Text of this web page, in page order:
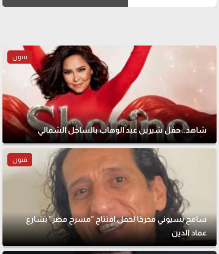
فنون
شاهد.. حفل شيرين عبد الوهاب بالساحل الشمالي
فنون
سامح بسيوني مخرجًا لحفل افتتاح "مسرح مصر" بشارع
عماد الدين